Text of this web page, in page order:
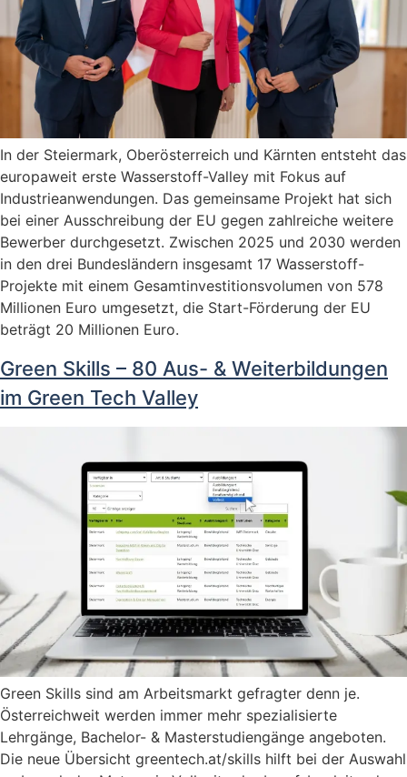
In der Steiermark, Oberösterreich und Kärnten entsteht das
europaweit erste Wasserstoff-Valley mit Fokus auf
Industrieanwendungen. Das gemeinsame Projekt hat sich
bei einer Ausschreibung der EU gegen zahlreiche weitere
Bewerber durchgesetzt. Zwischen 2025 und 2030 werden
in den drei Bundesländern insgesamt 17 Wasserstoff-
Projekte mit einem Gesamtinvestitionsvolumen von 578
Millionen Euro umgesetzt, die Start-Förderung der EU
beträgt 20 Millionen Euro.
Green Skills – 80 Aus- & Weiterbildungen
im Green Tech Valley
Green Skills sind am Arbeitsmarkt gefragter denn je.
Österreichweit werden immer mehr spezialisierte
Lehrgänge, Bachelor- & Masterstudiengänge angeboten.
Die neue Übersicht greentech.at/skills hilft bei der Auswahl